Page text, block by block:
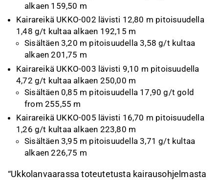
alkaen 159,50 m
Kairareikä UKKO-002 lävisti 12,80 m pitoisuudella
1,48 g/t kultaa alkaen 192,15 m
Sisältäen 3,20 m pitoisuudella 3,58 g/t kultaa
alkaen 201,75 m
Kairareikä UKKO-003 lävisti 9,10 m pitoisuudella
4,72 g/t kultaa alkaen 250,00 m
Sisältäen 0,85 m pitoisuudella 17,90 g/t gold
from 255,55 m
Kairareikä UKKO-005 lävisti 16,70 m pitoisuudella
1,26 g/t kultaa alkaen 223,80 m
Sisältäen 3,95 m pitoisuudella 3,71 g/t kultaa
alkaen 226,75 m
“Ukkolanvaarassa toteutetusta kairausohjelmasta